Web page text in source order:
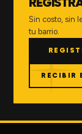
Sin costo, sin
tu barrio.
RECIBIR